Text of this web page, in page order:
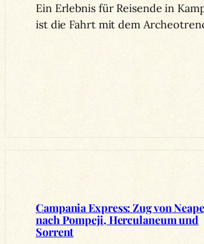
Ein Erlebnis für Reisende in
ist die Fahrt mit dem
Campania Express: Zug von
nach Pompeji, Herculaneum und
Sorrent